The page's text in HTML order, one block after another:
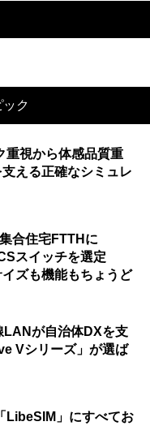
ック
重視から体感品質重
える正確なシミュレ
合住宅FTTHに
スイッチを選定
イズも機能もちょうど
LANが自治体DXを支
Vシリーズ」が選ば
LibeSIM」にすべてお